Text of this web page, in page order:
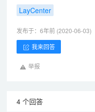
LayCenter
发布于：6年前 (2020-06-03)
我来回答
举报
4 个回答